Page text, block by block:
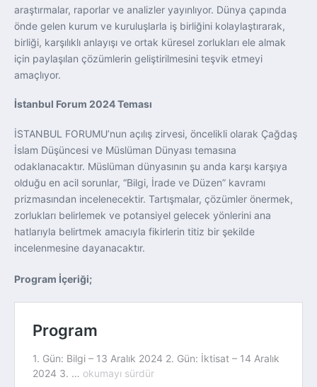
araştırmalar, raporlar ve analizler yayınlıyor. Dünya çapında
önde gelen kurum ve kuruluşlarla iş birliğini kolaylaştırarak,
birliği, karşılıklı anlayışı ve ortak küresel zorlukları ele almak
için paylaşılan çözümlerin geliştirilmesini teşvik etmeyi
amaçlıyor.
İstanbul Forum 2024 Teması
İSTANBUL FORUMU’nun açılış zirvesi, öncelikli olarak Çağdaş
İslam Düşüncesi ve Müslüman Dünyası temasına
odaklanacaktır. Müslüman dünyasının şu anda karşı karşıya
olduğu en acil sorunlar, “Bilgi, İrade ve Düzen” kavramı
prizmasından incelenecektir. Tartışmalar, çözümler önermek,
zorlukları belirlemek ve potansiyel gelecek yönlerini ana
hatlarıyla belirtmek amacıyla fikirlerin titiz bir şekilde
incelenmesine dayanacaktır.
Program İçeriği;